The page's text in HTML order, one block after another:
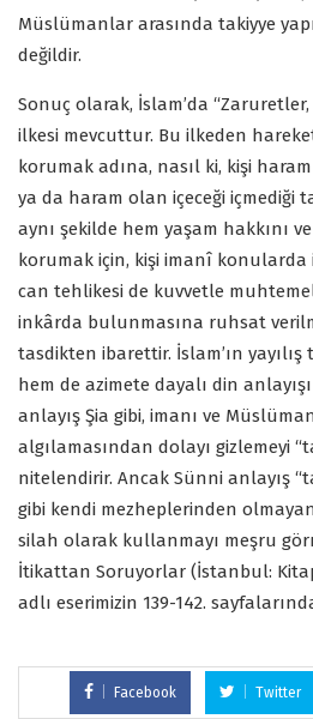
Müslümanlar arasında takiyye
değildir.
Sonuç olarak, İslam’da
ilkesi mevcuttur. Bu ilkeden
korumak adına, nasıl ki, kişi
ya da haram olan içeceği içmediği
aynı şekilde hem yaşam hakkını
korumak için, kişi imanî konularda
can tehlikesi de kuvvetle
inkârda bulunmasına ruhsat
tasdikten ibarettir. İslam’ın
hem de azimete dayalı din
anlayış Şia gibi, imanı ve
algılamasından dolayı gizlemeyi
nitelendirir. Ancak Sünni anlayış
gibi kendi mezheplerinden
silah olarak kullanmayı meşru
İtikattan Soruyorlar (İstanbul:
adlı eserimizin 139-142.
Facebook Twitter